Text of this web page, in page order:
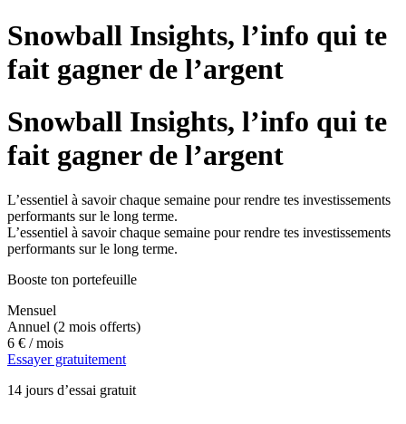
Snowball Insights, l’info qui te
fait gagner de l’argent
Snowball Insights, l’info qui te
fait gagner de l’argent
L’essentiel à savoir chaque semaine pour rendre tes investissements
performants sur le long terme.
L’essentiel à savoir chaque semaine pour rendre tes investissements
performants sur le long terme.
Booste ton portefeuille
Mensuel
Annuel (2 mois offerts)
6 € / mois
Essayer gratuitement
14 jours d’essai gratuit